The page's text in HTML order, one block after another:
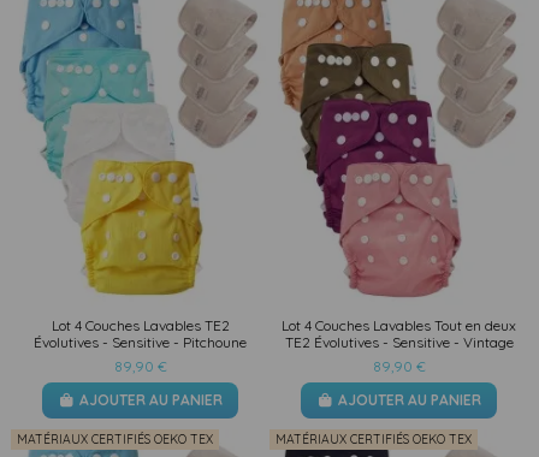
Lot 4 Couches Lavables TE2
Évolutives - Sensitive - Pitchoune
89,90 €
AJOUTER AU PANIER
Lot 4 Couches Lavables Tout en deux
TE2 Évolutives - Sensitive - Vintage
89,90 €
AJOUTER AU PANIER
MATÉRIAUX CERTIFIÉS OEKO TEX MATÉRIAUX CERTIFIÉS OEKO TEX